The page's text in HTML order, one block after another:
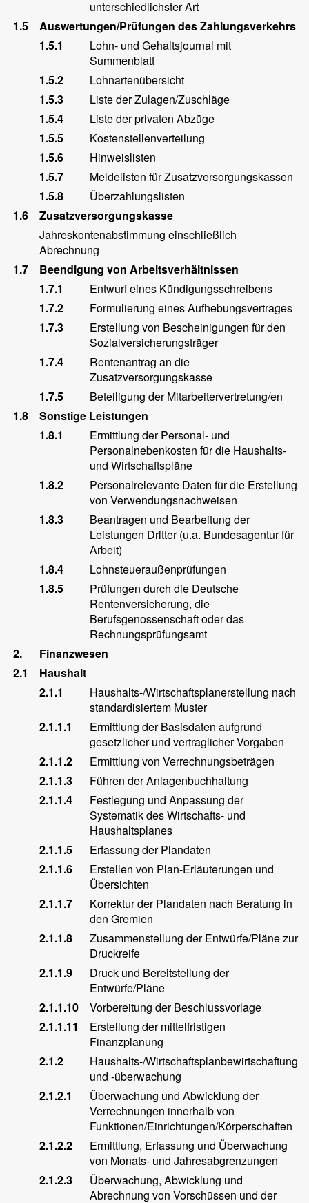
unterschiedlichster Art
1.5
Auswertungen/Prüfungen des Zahlungsverkehrs
1.5.1
Lohn- und Gehaltsjournal mit
Summenblatt
1.5.2
Lohnartenübersicht
1.5.3
Liste der Zulagen/Zuschläge
1.5.4
Liste der privaten Abzüge
1.5.5
Kostenstellenverteilung
1.5.6
Hinweislisten
1.5.7
Meldelisten für Zusatzversorgungskassen
1.5.8
Überzahlungslisten
1.6
Zusatzversorgungskasse
Jahreskontenabstimmung einschließlich
Abrechnung
1.7
Beendigung von Arbeitsverhältnissen
1.7.1
Entwurf eines Kündigungsschreibens
1.7.2
Formulierung eines Aufhebungsvertrages
1.7.3
Erstellung von Bescheinigungen für den
Sozialversicherungsträger
1.7.4
Rentenantrag an die
Zusatzversorgungskasse
1.7.5
Beteiligung der Mitarbeitervertretung/en
1.8
Sonstige Leistungen
1.8.1
Ermittlung der Personal- und
Personalnebenkosten für die Haushalts-
und Wirtschaftspläne
1.8.2
Personalrelevante Daten für die Erstellung
von Verwendungsnachweisen
1.8.3
Beantragen und Bearbeitung der
Leistungen Dritter (u.a. Bundesagentur für
Arbeit)
1.8.4
Lohnsteueraußenprüfungen
1.8.5
Prüfungen durch die Deutsche
Rentenversicherung, die
Berufsgenossenschaft oder das
Rechnungsprüfungsamt
2.
Finanzwesen
2.1
Haushalt
2.1.1
Haushalts-/Wirtschaftsplanerstellung nach
standardisiertem Muster
2.1.1.1
Ermittlung der Basisdaten aufgrund
gesetzlicher und vertraglicher Vorgaben
2.1.1.2
Ermittlung von Verrechnungsbeträgen
2.1.1.3
Führen der Anlagenbuchhaltung
2.1.1.4
Festlegung und Anpassung der
Systematik des Wirtschafts- und
Haushaltsplanes
2.1.1.5
Erfassung der Plandaten
2.1.1.6
Erstellen von Plan-Erläuterungen und
Übersichten
2.1.1.7
Korrektur der Plandaten nach Beratung in
den Gremien
2.1.1.8
Zusammenstellung der Entwürfe/Pläne zur
Druckreife
2.1.1.9
Druck und Bereitstellung der
Entwürfe/Pläne
2.1.1.10
Vorbereitung der Beschlussvorlage
2.1.1.11
Erstellung der mittelfristigen
Finanzplanung
2.1.2
Haushalts-/Wirtschaftsplanbewirtschaftung
und -überwachung
2.1.2.1
Überwachung und Abwicklung der
Verrechnungen innerhalb von
Funktionen/Einrichtungen/Körperschaften
2.1.2.2
Ermittlung, Erfassung und Überwachung
von Monats- und Jahresabgrenzungen
2.1.2.3
Überwachung, Abwicklung und
Abrechnung von Vorschüssen und der